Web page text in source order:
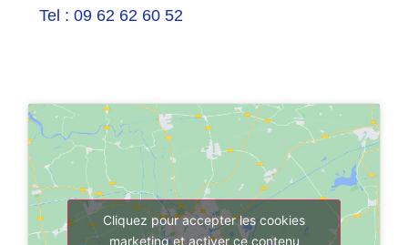
Tel : 09 62 62 60 52
Cliquez pour accepter les cookies
marketing et activer ce contenu